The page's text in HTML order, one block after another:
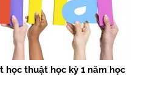
học thuật học kỳ 1 năm học